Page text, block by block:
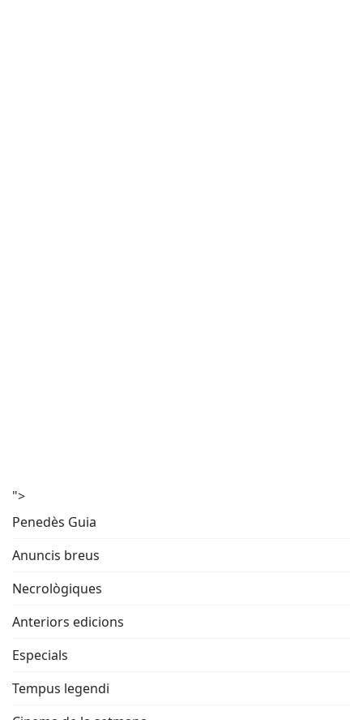
">
Penedès Guia
Anuncis breus
Necrològiques
Anteriors edicions
Especials
Tempus legendi